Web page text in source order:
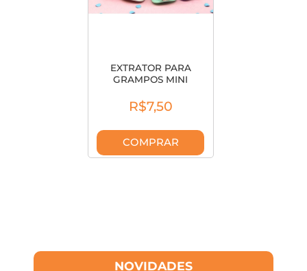
EXTRATOR PARA
GRAMPOS MINI
R$7,50
COMPRAR
NOVIDADES